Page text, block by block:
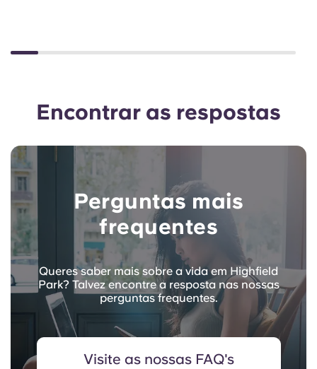
Encontrar as respostas
Perguntas mais
frequentes
Queres saber mais sobre a vida em Highfield
Park? Talvez encontre a resposta nas nossas
perguntas frequentes.
Visite as nossas FAQ's